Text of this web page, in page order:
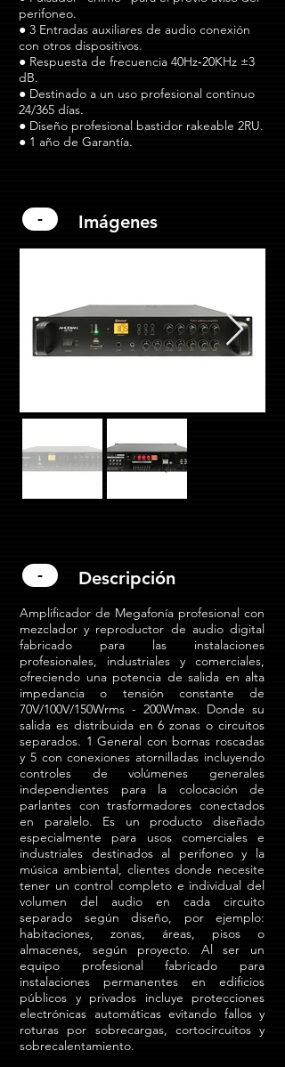
perifoneo.
● 3 Entradas auxiliares de audio conexión
con otros dispositivos.
● Respuesta de frecuencia 40Hz‐20KHz ±3
dB.
● Destinado a un uso profesional continuo
24/365 días.
● Diseño profesional bastidor rakeable 2RU.
● 1 año de Garantía.
- Imágenes
- Descripción
Amplificador de Megafonía profesional con
mezclador y reproductor de audio digital
fabricado para las instalaciones
profesionales, industriales y comerciales,
ofreciendo una potencia de salida en alta
impedancia o tensión constante de
70V/100V/150Wrms - 200Wmax. Donde su
salida es distribuida en 6 zonas o circuitos
separados. 1 General con bornas roscadas
y 5 con conexiones atornilladas incluyendo
controles de volúmenes generales
independientes para la colocación de
parlantes con trasformadores conectados
en paralelo. Es un producto diseñado
especialmente para usos comerciales e
industriales destinados al perifoneo y la
música ambiental, clientes donde necesite
tener un control completo e individual del
volumen del audio en cada circuito
separado según diseño, por ejemplo:
habitaciones, zonas, áreas, pisos o
almacenes, según proyecto. Al ser un
equipo profesional fabricado para
instalaciones permanentes en edificios
públicos y privados incluye protecciones
electrónicas automáticas evitando fallos y
roturas por sobrecargas, cortocircuitos y
sobrecalentamiento.